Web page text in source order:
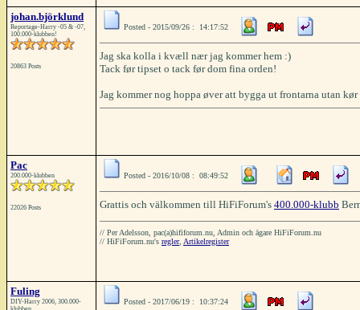
johan.björklund
Reportage-Harry -05 & -07,
100.000-klubben!
20863 Posts
Posted - 2015/09/26 : 14:17:52
Jag ska kolla i kvæll nær jag kommer hem :)
Tack før tipset o tack før dom fina orden!
Jag kommer nog hoppa øver att bygga ut frontarna utan
Pac
200.000-klubben
22026 Posts
Posted - 2016/10/08 : 08:49:52
Grattis och välkommen till HiFiForum's 400.000-klubb
// Per Adelsson, pac(a)hififorum.nu, Admin och ägare HiFiForum.nu
// HiFiForum.nu's regler, Artikelregister
Fuling
DIY-Harry 2006, 300.000-
Posted - 2017/06/19 : 10:37:24